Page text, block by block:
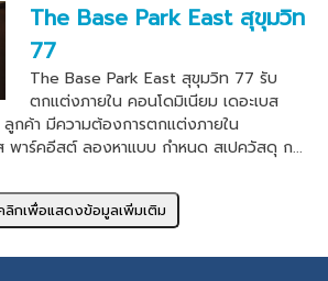
The Base Park East สุขุมวิท
77
The Base Park East สุขุมวิท 77 รับ
ตกแต่งภายใน คอนโดมิเนียม เดอะเบส
กค้า มีความต้องการตกแต่งภายใน
พาร์คอีสต์ ลองหาแบบ กำหนด สเปควัสดุ ก...